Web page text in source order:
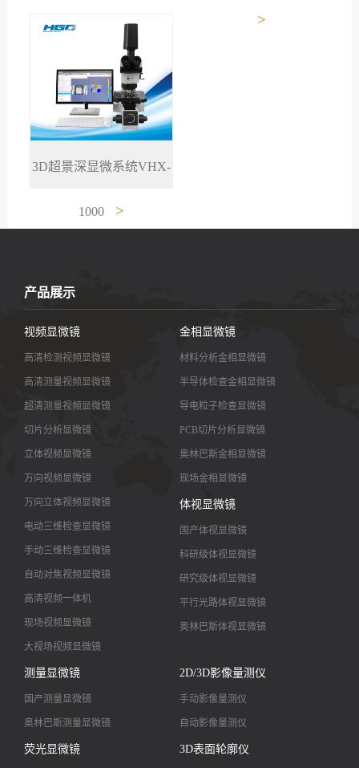
>
3D超景深显微系统VHX-
1000 >
产品展示
视频显微镜
高清检测视频显微镜
高清测量视频显微镜
超清测量视频显微镜
切片分析显微镜
立体视频显微镜
万向视频显微镜
万向立体视频显微镜
电动三维检查显微镜
手动三维检查显微镜
自动对焦视频显微镜
高清视频一体机
现场视频显微镜
大视场视频显微镜
大景深视频显微镜
高清镜头
金相显微镜
材料分析金相显微镜
半导体检查金相显微镜
导电粒子检查显微镜
PCB切片分析显微镜
奥林巴斯金相显微镜
现场金相显微镜
体视显微镜
国产体视显微镜
科研级体视显微镜
研究级体视显微镜
平行光路体视显微镜
奥林巴斯体视显微镜
测量显微镜
国产测量显微镜
奥林巴斯测量显微镜
荧光显微镜
2D/3D影像量测仪
手动影像量测仪
自动影像量测仪
3D表面轮廓仪